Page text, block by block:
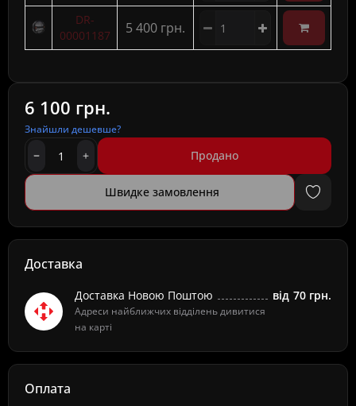
DR-
00001187
5 400 грн.
6 100 грн.
Знайшли дешевше?
Продано
Швидке замовлення
Доставка
Доставка Новою Поштою
Адреси найближчих відділень дивитися
на карті
від 70 грн.
Оплата